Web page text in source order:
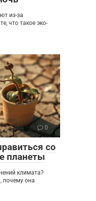
из-за
что такое эко-
0
со
планеты
климата?
почему она